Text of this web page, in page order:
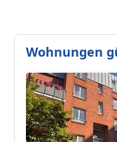
Wohnungen